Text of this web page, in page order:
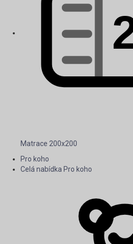
Matrace 200x200
Pro koho
Celá nabídka Pro koho